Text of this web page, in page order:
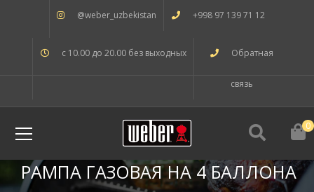
@weber_uzbekistan +998 97 139 71 12
с 10.00 до 20.00 без выходных Обратная
связь
0
РАМПА ГАЗОВАЯ НА 4 БАЛЛОНА